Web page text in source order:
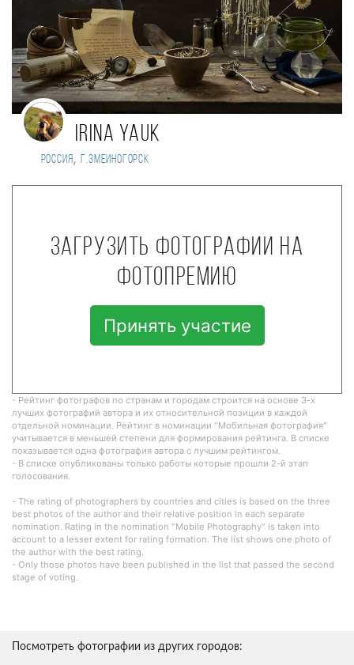
Irina Yauk
Россия, г.Змеиногорск
Загрузить фотографии на
фотопремию
Принять участие
- Рейтинг фотографов по странам и городам строится на основе 3-х
лучших фотографий автора и их относительной позиции в каждой
отдельной номинации. Рейтинг в номинации "Мобильная фотография"
учитывается в меньшей степени для формирования рейтинга. В списке
показывается одна фотография автора с лучшим рейтингом.
- В списке опубликованы только работы которые прошли 2-й этап
голосования.
- The rating of photographers by countries and cities is based on the three
best photos of the author and their relative position in each separate
nomination. Rating in the nomination "Mobile Photography" is taken into
account to a lesser extent for rating formation. The list shows one photo of
the author with the best rating.
- Only those photos have been published in the list that passed the second
stage of voting.
Посмотреть фотографии из других городов: